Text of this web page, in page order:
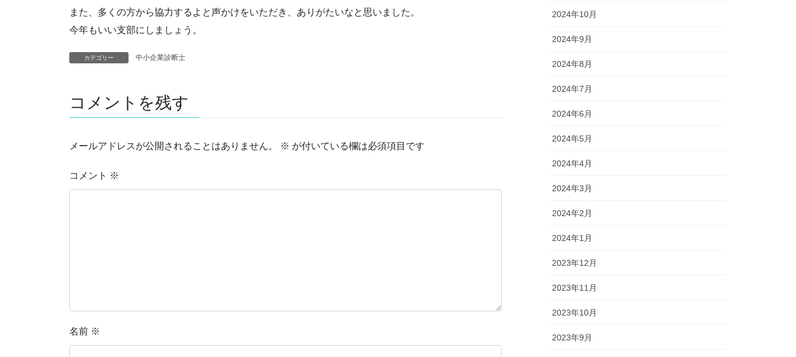
また、多くの方から協力するよと声かけをいただき、ありがたいなと思いました。
今年もいい支部にしましょう。
カテゴリー 中小企業診断士
コメントを残す
メールアドレスが公開されることはありません。 ※ が付いている欄は必須項目です
コメント ※
名前 ※
2024年10月
2024年9月
2024年8月
2024年7月
2024年6月
2024年5月
2024年4月
2024年3月
2024年2月
2024年1月
2023年12月
2023年11月
2023年10月
2023年9月